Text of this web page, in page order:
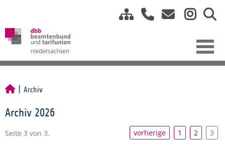
Archiv
Archiv 2026
Seite 3 von 3. vorherige 1 2 3